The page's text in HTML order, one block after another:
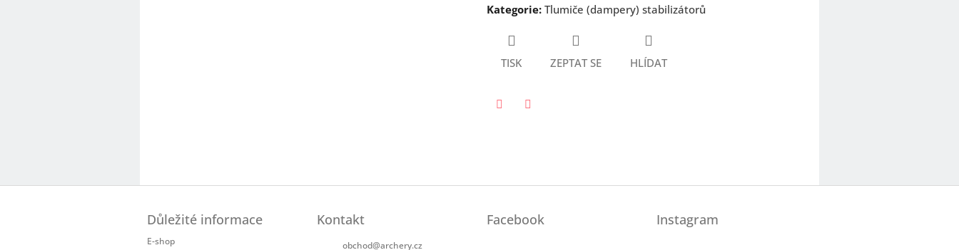
Kategorie: Tlumiče (dampery) stabilizátorů
TISK ZEPTAT SE HLÍDAT
Důležité informace
E-shop
Kontakt
obchod@archery.cz
Facebook Instagram